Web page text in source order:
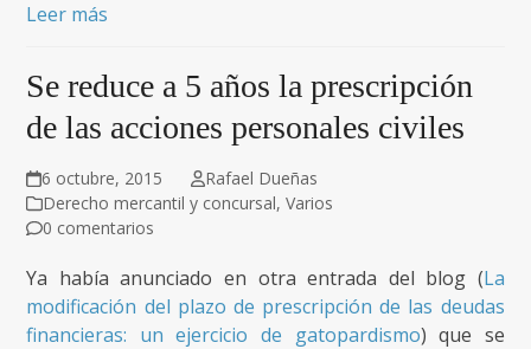
Leer más
Se reduce a 5 años la prescripción
de las acciones personales civiles
6 octubre, 2015
Rafael Dueñas
Derecho mercantil y concursal,Varios
0 comentarios
Ya había anunciado en otra entrada del blog (La
modificación del plazo de prescripción de las deudas
financieras: un ejercicio de gatopardismo) que se